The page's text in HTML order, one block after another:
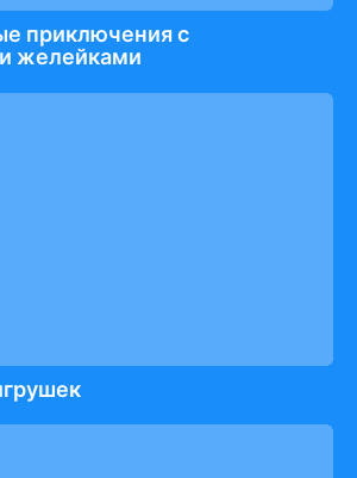
приключения с
желейками